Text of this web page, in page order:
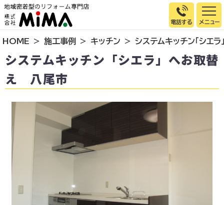
電話する
トップページ
選ばれる理由
施工事例
お客様の声
イベント情報
店舗＆モデルハウス紹介
お知らせ
HOME 施工事例 キッチン システムキッチン「シエ
システムキッチン「シエラ」へお取替
え 八尾市